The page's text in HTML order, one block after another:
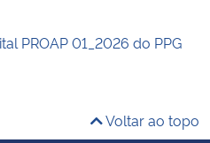
PROAP 01_2026 do PPG
Voltar ao topo